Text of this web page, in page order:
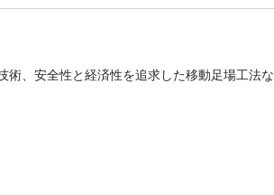
、安全性と経済性を追求した移動足場工法な